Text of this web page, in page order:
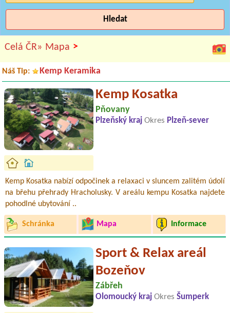
Hledat
Celá ČR» Mapa >
Náš Tip: Kemp Keramika
Kemp Kosatka
Pňovany
Plzeňský kraj Okres Plzeň-sever
Kemp Kosatka nabízí odpočinek a relaxaci v sluncem zalitém údolí
na břehu přehrady Hracholusky. V areálu kempu Kosatka najdete
pohodlné ubytování ..
Schránka Mapa Informace
Sport & Relax areál
Bozeňov
Zábřeh
Olomoucký kraj Okres Šumperk